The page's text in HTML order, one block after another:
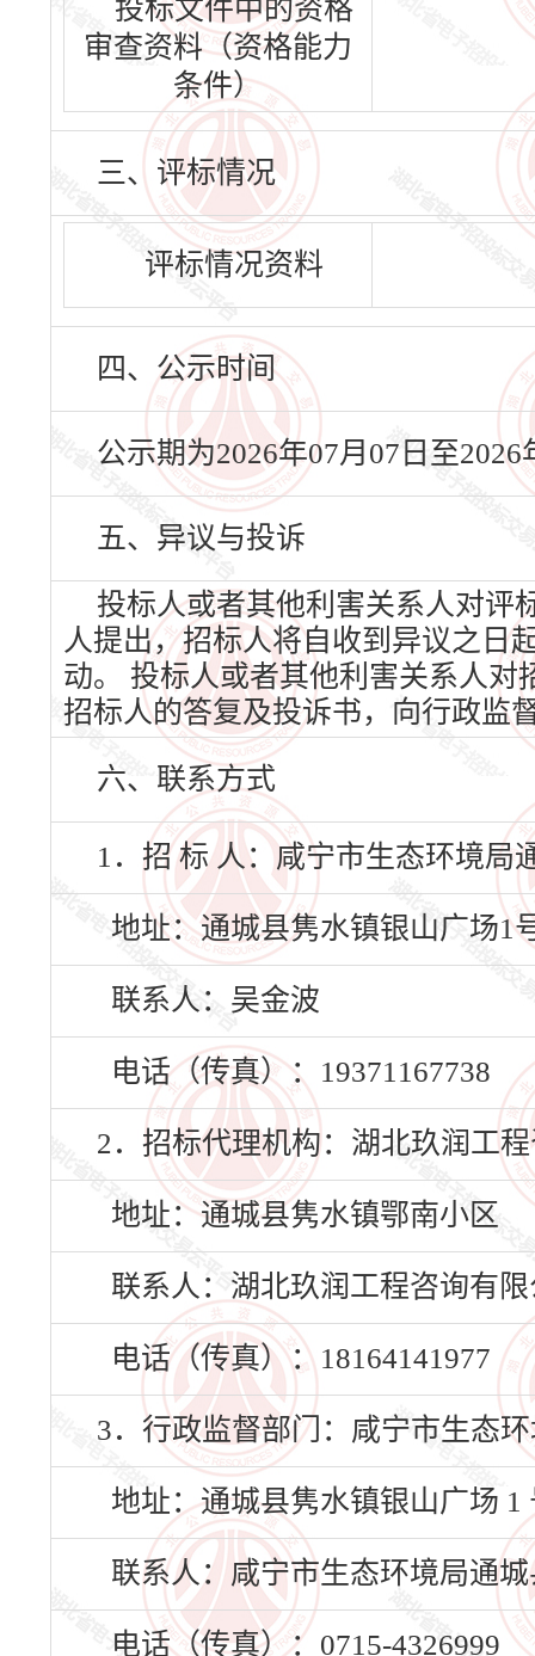
投标文件中的资格
审查资料（资格能力
条件）
三、评标情况
评标情况资料
四、公示时间
公示期为2026年07月07日至
五、异议与投诉
投标人或者其他利害关系人对评
人提出，招标人将自收到异议之日
动。 投标人或者其他利害关系人
招标人的答复及投诉书，向行政监
六、联系方式
1．招 标 人：咸宁市生态环境局
地址：通城县隽水镇银山广场1
联系人：吴金波
电话（传真）：19371167738
2．招标代理机构：湖北玖润工
地址：通城县隽水镇鄂南小区
联系人：湖北玖润工程咨询有
电话（传真）：18164141977
3．行政监督部门：咸宁市生态
地址：通城县隽水镇银山广场 1
联系人：咸宁市生态环境局通
电话（传真）：0715-4326999